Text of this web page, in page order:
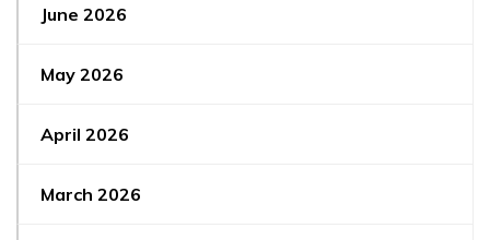
June 2026
May 2026
April 2026
March 2026